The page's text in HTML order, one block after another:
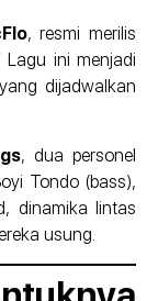
, resmi merilis
Lagu ini menjadi
dijadwalkan
, dua personel
Tondo (bass),
dinamika lintas
usung.